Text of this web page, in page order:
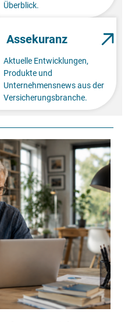
Überblick.
Assekuranz
Aktuelle Entwicklungen,
Produkte und
Unternehmensnews aus der
Versicherungsbranche.